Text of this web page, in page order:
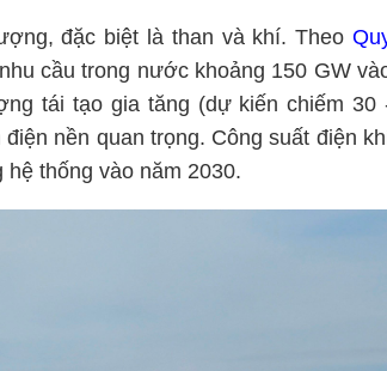
đặc biệt là than và khí. Theo
cầu trong nước khoảng 150 GW
tái tạo gia tăng (dự kiến chiếm 30
nền quan trọng. Công suất điện
hệ thống vào năm 2030.